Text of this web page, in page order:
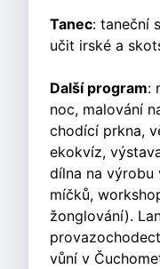
Tanec: taneční
učit irské a
Další program:
noc, malování
chodící prkna,
ekokvíz,
dílna na výrobu
míčků,
žonglování).
vůní v